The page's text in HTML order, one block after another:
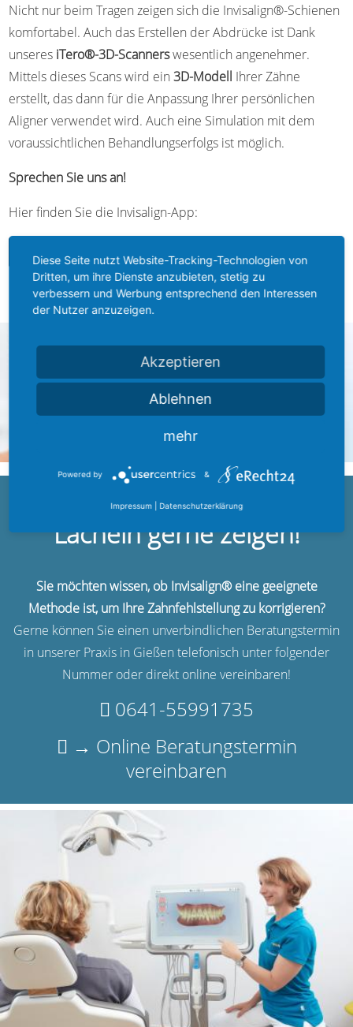
Nicht nur beim Tragen zeigen sich die Invisalign®-Schienen
komfortabel. Auch das Erstellen der Abdrücke ist Dank
unseres iTero®-3D-Scannerswesentlich angenehmer.
Mittels dieses Scans wird ein3D-Modell Ihrer Zähne
erstellt, das dann für die Anpassung Ihrer persönlichen
Aligner verwendet wird. Auch eine Simulation mit dem
voraussichtlichen Behandlungserfolgs ist möglich.
Sprechen Sie uns an!
Hier finden Sie die Invisalign-App:
Wir möchten, dass Sie Ihr
Lächeln gerne zeigen!
Sie möchten wissen, ob Invisalign® eine geeignete
Methode ist, um Ihre Zahnfehlstellung zu korrigieren?
Gerne können Sie einen unverbindlichen Beratungstermin
in unserer Praxis in Gießen telefonisch unter folgender
Nummer oder direkt online vereinbaren!
0641-55991735
→ Online Beratungstermin
vereinbaren
Diese Seite nutzt Website-Tracking-Technologien von
Dritten, um ihre Dienste anzubieten, stetig zu
verbessern und Werbung entsprechend den Interessen
der Nutzer anzuzeigen.
Akzeptieren
Ablehnen
mehr
Powered by &
Impressum Datenschutzerklärung